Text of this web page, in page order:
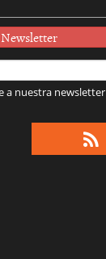
Newsletter
a nuestra newsletter